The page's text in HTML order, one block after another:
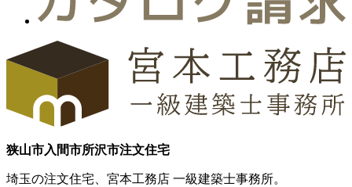
狭山市入間市所沢市注文住宅
埼玉の注文住宅、宮本工務店 一級建築士事務所。